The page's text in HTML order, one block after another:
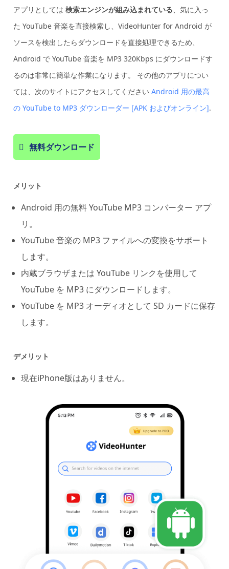
アプリとしては 検索エンジンが組み込まれている、気に入っ
た YouTube 音楽を直接検索し、VideoHunter for Android が
ソースを検出したらダウンロードを直接処理できるため、
Android で YouTube 音楽を MP3 320Kbps にダウンロードす
るのは非常に簡単な作業になります。 その他のアプリについ
ては、次のサイトにアクセスしてくださいAndroid 用の最高
の YouTube to MP3 ダウンローダー [APK およびオンライン].
無料ダウンロード
メリット
Android 用の無料 YouTube MP3 コンバーター アプ
リ。
YouTube 音楽の MP3 ファイルへの変換をサポート
します。
内蔵ブラウザまたは YouTube リンクを使用して
YouTube を MP3 にダウンロードします。
YouTube を MP3 オーディオとして SD カードに保存
します。
デメリット
現在iPhone版はありません。